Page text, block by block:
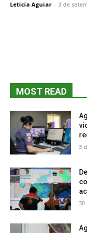
Leticia Aguiar - 3 de
MOST READ
3
30